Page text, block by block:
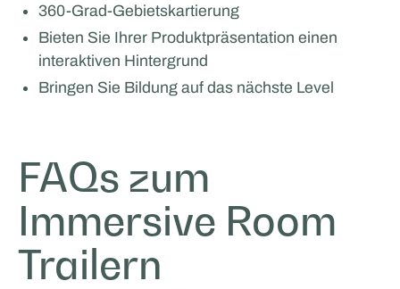
360-Grad-Gebietskartierung
Bieten Sie Ihrer Produktpräsentation einen
interaktiven Hintergrund
Bringen Sie Bildung auf das nächste Level
FAQs zum
Immersive Room
Trailern